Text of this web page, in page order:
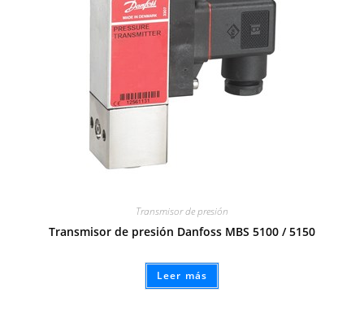
Transmisor de presión
Transmisor de presión Danfoss MBS 5100 / 5150
Leer más